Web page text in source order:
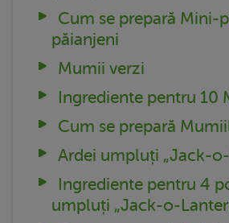
Cum se prepară Mini-
păianjeni
Mumii verzi
Ingrediente pentru 10
Cum se prepară
Ardei umpluți „Jack-
Ingrediente pentru 4
umpluți „Jack-o-